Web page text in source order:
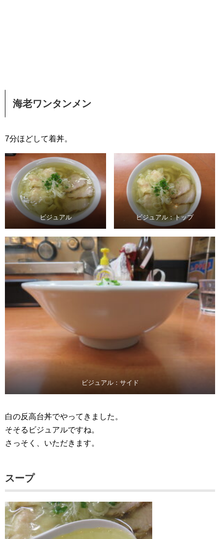
海老ワンタンメン
7分ほどして着丼。
ビジュアル ビジュアル：トップ
ビジュアル：サイド
白の反高台丼でやってきました。
そそるビジュアルですね。
さっそく、いただきます。
スープ